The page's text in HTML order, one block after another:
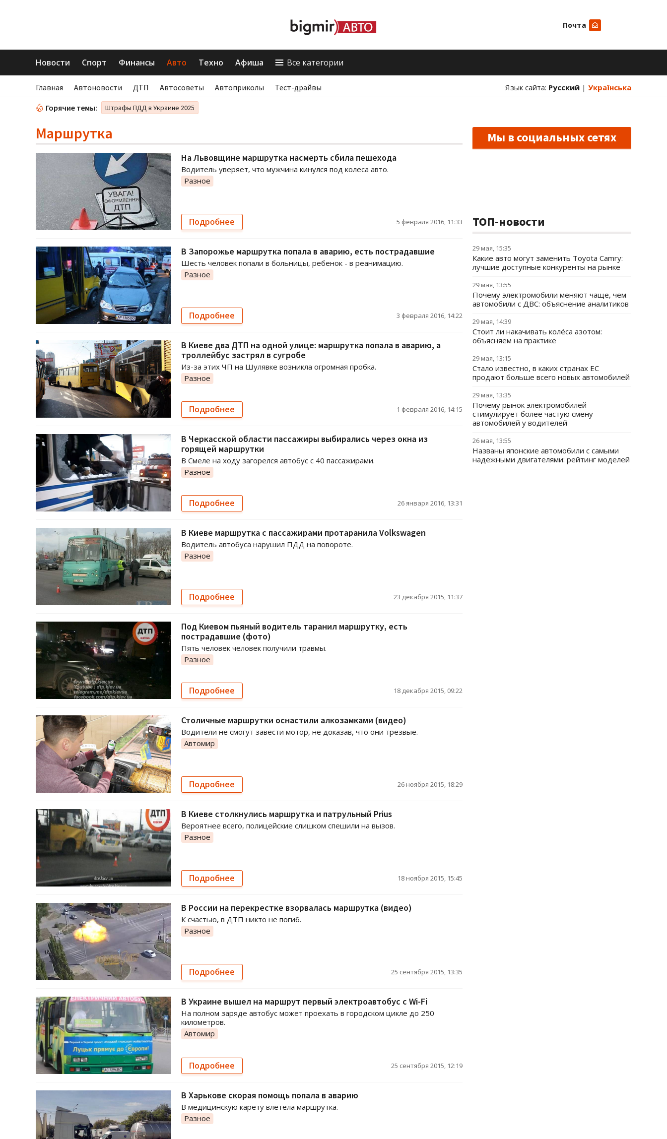
Почта
Новости Спорт Финансы Авто Техно Афиша Все категории
Главная Автоновости ДТП Автосоветы Автоприколы Тест-драйвы Язык сайта: Русский | Українська
Горячие темы: Штрафы ПДД в Украине 2025
Маршрутка
На Львовщине маршрутка насмерть сбила пешехода
Водитель уверяет, что мужчина кинулся под колеса авто.
Разное
Подробнее 5 февраля 2016, 11:33
В Запорожье маршрутка попала в аварию, есть пострадавшие
Шесть человек попали в больницы, ребенок - в реанимацию.
Разное
Подробнее 3 февраля 2016, 14:22
В Киеве два ДТП на одной улице: маршрутка попала в аварию, а
троллейбус застрял в сугробе
Из-за этих ЧП на Шулявке возникла огромная пробка.
Разное
Подробнее 1 февраля 2016, 14:15
В Черкасской области пассажиры выбирались через окна из
горящей маршрутки
В Смеле на ходу загорелся автобус с 40 пассажирами.
Разное
Подробнее 26 января 2016, 13:31
В Киеве маршрутка с пассажирами протаранила Volkswagen
Водитель автобуса нарушил ПДД на повороте.
Разное
Подробнее 23 декабря 2015, 11:37
Под Киевом пьяный водитель таранил маршрутку, есть
пострадавшие (фото)
Пять человек человек получили травмы.
Разное
Подробнее 18 декабря 2015, 09:22
Столичные маршрутки оснастили алкозамками (видео)
Водители не смогут завести мотор, не доказав, что они трезвые.
Автомир
Подробнее 26 ноября 2015, 18:29
В Киеве столкнулись маршрутка и патрульный Prius
Вероятнее всего, полицейские слишком спешили на вызов.
Разное
Подробнее 18 ноября 2015, 15:45
В России на перекрестке взорвалась маршрутка (видео)
К счастью, в ДТП никто не погиб.
Разное
Подробнее 25 сентября 2015, 13:35
В Украине вышел на маршрут первый электроавтобус с Wi-Fi
На полном заряде автобус может проехать в городском цикле до 250
километров.
Автомир
Подробнее 25 сентября 2015, 12:19
В Харькове скорая помощь попала в аварию
В медицинскую карету влетела маршрутка.
Разное
Мы в социальных сетях
ТОП-новости
29 мая, 15:35
Какие авто могут заменить Toyota Camry:
лучшие доступные конкуренты на рынке
29 мая, 13:55
Почему электромобили меняют чаще, чем
автомобили с ДВС: объяснение аналитиков
29 мая, 14:39
Стоит ли накачивать колёса азотом:
объясняем на практике
29 мая, 13:15
Стало известно, в каких странах ЕС
продают больше всего новых автомобилей
29 мая, 13:35
Почему рынок электромобилей
стимулирует более частую смену
автомобилей у водителей
26 мая, 13:55
Названы японские автомобили с самыми
надежными двигателями: рейтинг моделей